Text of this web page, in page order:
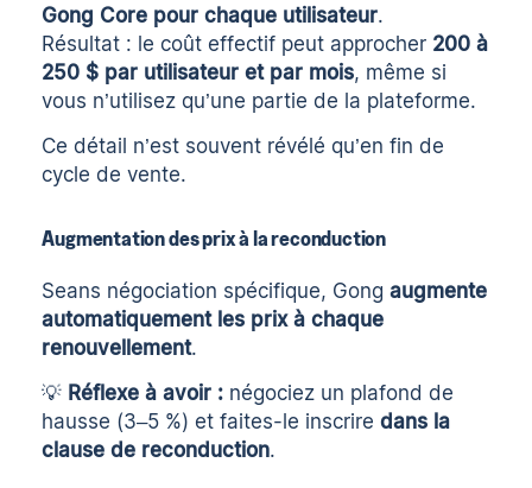
Gong Core pour chaque utilisateur.
Résultat : le coût effectif peut approcher 200 à
250 $ par utilisateur et par mois, même si
vous n’utilisez qu’une partie de la plateforme.
Ce détail n’est souvent révélé qu’en fin de
cycle de vente.
Augmentation des prix à la reconduction
Seans négociation spécifique, Gongaugmente
automatiquement les prix à chaque
renouvellement.
💡 Réflexe à avoir : négociez un plafond de
hausse (3–5 %) et faites-le inscriredans la
clause de reconduction.